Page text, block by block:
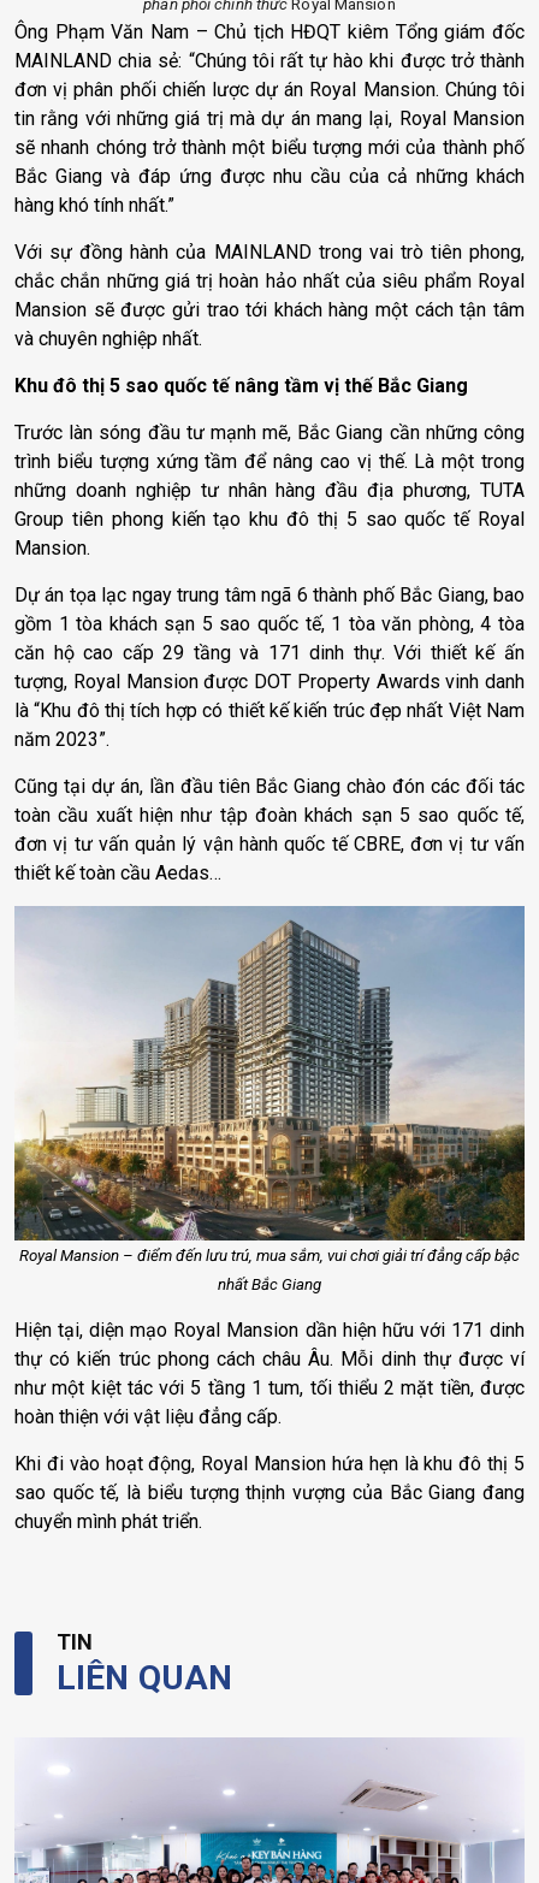
phân phối chính thức Royal Mansion
Ông Phạm Văn Nam – Chủ tịch HĐQT kiêm Tổng giám đốc
MAINLAND chia sẻ: “Chúng tôi rất tự hào khi được trở thành
đơn vị phân phối chiến lược dự án Royal Mansion. Chúng tôi
tin rằng với những giá trị mà dự án mang lại, Royal Mansion
sẽ nhanh chóng trở thành một biểu tượng mới của thành phố
Bắc Giang và đáp ứng được nhu cầu của cả những khách
hàng khó tính nhất.”
Với sự đồng hành của MAINLAND trong vai trò tiên phong,
chắc chắn những giá trị hoàn hảo nhất của siêu phẩm Royal
Mansion sẽ được gửi trao tới khách hàng một cách tận tâm
và chuyên nghiệp nhất.
Khu đô thị 5 sao quốc tế nâng tầm vị thế Bắc Giang
Trước làn sóng đầu tư mạnh mẽ, Bắc Giang cần những công
trình biểu tượng xứng tầm để nâng cao vị thế. Là một trong
những doanh nghiệp tư nhân hàng đầu địa phương, TUTA
Group tiên phong kiến tạo khu đô thị 5 sao quốc tế Royal
Mansion.
Dự án tọa lạc ngay trung tâm ngã 6 thành phố Bắc Giang, bao
gồm 1 tòa khách sạn 5 sao quốc tế, 1 tòa văn phòng, 4 tòa
căn hộ cao cấp 29 tầng và 171 dinh thự. Với thiết kế ấn
tượng, Royal Mansion được DOT Property Awards vinh danh
là “Khu đô thị tích hợp có thiết kế kiến trúc đẹp nhất Việt Nam
năm 2023”.
Cũng tại dự án, lần đầu tiên Bắc Giang chào đón các đối tác
toàn cầu xuất hiện như tập đoàn khách sạn 5 sao quốc tế,
đơn vị tư vấn quản lý vận hành quốc tế CBRE, đơn vị tư vấn
thiết kế toàn cầu Aedas…
Royal Mansion – điểm đến lưu trú, mua sắm, vui chơi giải trí đẳng cấp bậc
nhất Bắc Giang
Hiện tại, diện mạo Royal Mansion dần hiện hữu với 171 dinh
thự có kiến trúc phong cách châu Âu. Mỗi dinh thự được ví
như một kiệt tác với 5 tầng 1 tum, tối thiểu 2 mặt tiền, được
hoàn thiện với vật liệu đẳng cấp.
Khi đi vào hoạt động, Royal Mansion hứa hẹn là khu đô thị 5
sao quốc tế, là biểu tượng thịnh vượng của Bắc Giang đang
chuyển mình phát triển.
TIN
LIÊN QUAN